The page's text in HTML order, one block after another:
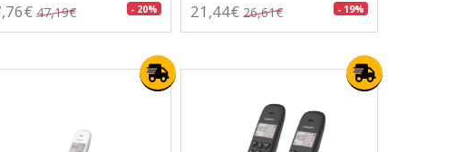
47,19€ - 20% 21,44€ 26,61€ - 19%